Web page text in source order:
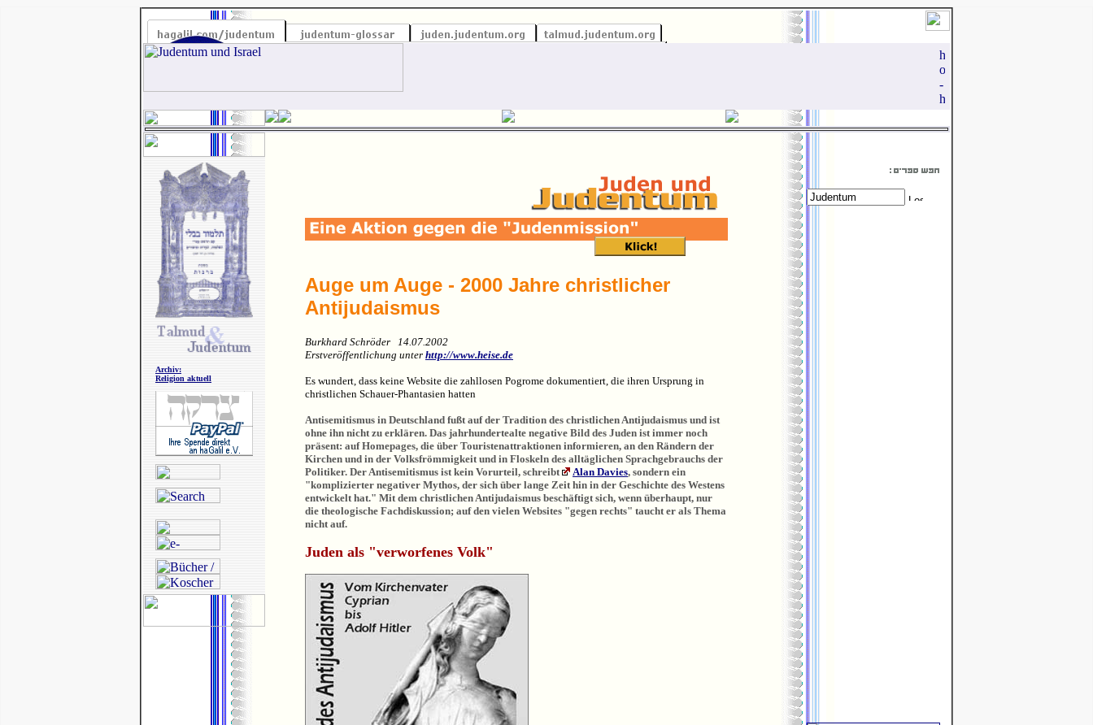
Archiv:
Religion aktuell
Auge um Auge - 2000 Jahre christlicher
Antijudaismus
Burkhard Schröder 14.07.2002
Erstveröffentlichung unter http://www.heise.de
Es wundert, dass keine Website die zahllosen Pogrome dokumentiert, die ihren Ursprung in
christlichen Schauer-Phantasien hatten
Antisemitismus in Deutschland fußt auf der Tradition des christlichen Antijudaismus und ist
ohne ihn nicht zu erklären. Das jahrhundertealte negative Bild des Juden ist immer noch
präsent: auf Homepages, die über Touristenattraktionen informieren, an den Rändern der
Kirchen und in der Volksfrömmigkeit und in Floskeln des alltäglichen Sprachgebrauchs der
Politiker. Der Antisemitismus ist kein Vorurteil, schreibt
Alan Davies, sondern ein
"komplizierter negativer Mythos, der sich über lange Zeit hin in der Geschichte des Westens
entwickelt hat." Mit dem christlichen Antijudaismus beschäftigt sich, wenn überhaupt, nur
die theologische Fachdiskussion; auf den vielen Websites "gegen rechts" taucht er als Thema
nicht auf.
Juden als "verworfenes Volk"